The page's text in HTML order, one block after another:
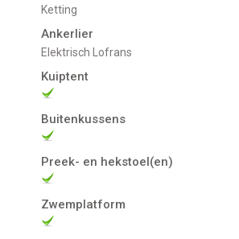
Ketting
Ankerlier
Elektrisch Lofrans
Kuiptent
Buitenkussens
Preek- en hekstoel(en)
Zwemplatform